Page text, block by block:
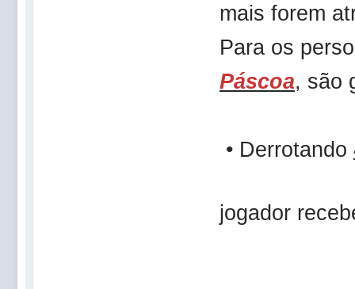
mais forem
Para os
Páscoa, são
• Derrotando
jogador